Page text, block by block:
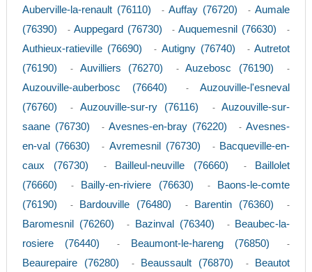
Auberville-la-renault (76110) - Auffay (76720) -Aumale
(76390)
- Auppegard (76730) -Auquemesnil (76630) -
Authieux-ratieville (76690) - Autigny (76740) -Autretot
(76190)
- Auvilliers (76270) -Auzebosc (76190) -
Auzouville-auberbosc (76640) -Auzouville-l'esneval
(76760)
- Auzouville-sur-ry (76116) -Auzouville-sur-
saane (76730)
-Avesnes-en-bray (76220) -Avesnes-
en-val (76630)
- Avremesnil (76730) - Bacqueville-en-
caux (76730)
- Bailleul-neuville (76660) -
Baillolet
(76660)
- Bailly-en-riviere (76630) -
Baons-le-comte
(76190)
- Bardouville (76480) - Barentin (76360) -
Baromesnil (76260) - Bazinval (76340) -
Beaubec-la-
rosiere (76440)
- Beaumont-le-hareng (76850) -
Beaurepaire (76280) - Beaussault (76870) -
Beautot